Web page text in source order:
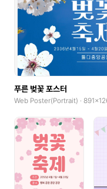
푸른 벚꽃 포스터
Web Poster(Portrait) ·